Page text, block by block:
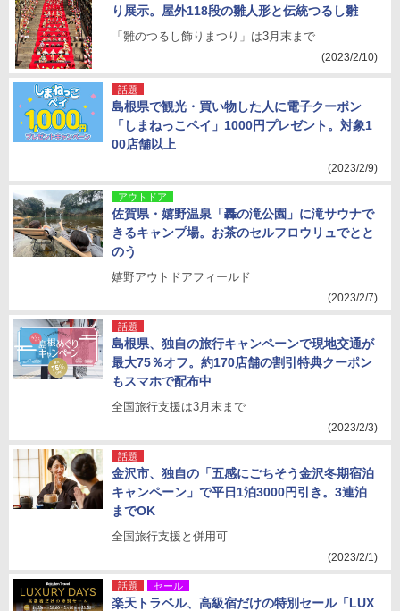
り展示。屋外118段の雛人形と伝統つるし雛
「雛のつるし飾りまつり」は3月末まで
(2023/2/10)
話題
島根県で観光・買い物した人に電子クーポン
「しまねっこペイ」1000円プレゼント。対象1
00店舗以上
(2023/2/9)
アウトドア
佐賀県・嬉野温泉「轟の滝公園」に滝サウナで
きるキャンプ場。お茶のセルフロウリュでとと
のう
嬉野アウトドアフィールド
(2023/2/7)
話題
島根県、独自の旅行キャンペーンで現地交通が
最大75％オフ。約170店舗の割引特典クーポン
もスマホで配布中
全国旅行支援は3月末まで
(2023/2/3)
話題
金沢市、独自の「五感にごちそう金沢冬期宿泊
キャンペーン」で平日1泊3000円引き。3連泊
までOK
全国旅行支援と併用可
(2023/2/1)
話題 セール
楽天トラベル、高級宿だけの特別セール「LUX